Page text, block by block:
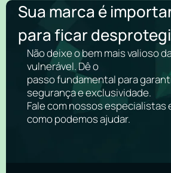
Sua marca é
para ficar
Não deixe o bem mais valioso
vulnerável. Dê o
passo fundamental para
segurança e exclusividade.
Fale com nossos especialistas
como podemos ajudar.